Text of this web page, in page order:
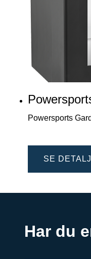
Powersports
SE
Har du